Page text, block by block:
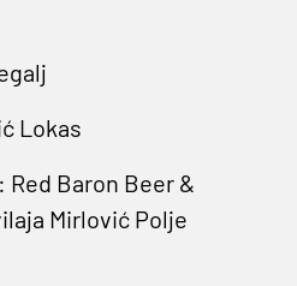
Lokas
: Red Baron Beer &
Mirlović Polje